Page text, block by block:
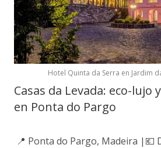
Hotel Quinta da Serra en Jardim
Casas da Levada: eco-
en Ponta do Pargo
📍 Ponta do Pargo, Madeira |💶